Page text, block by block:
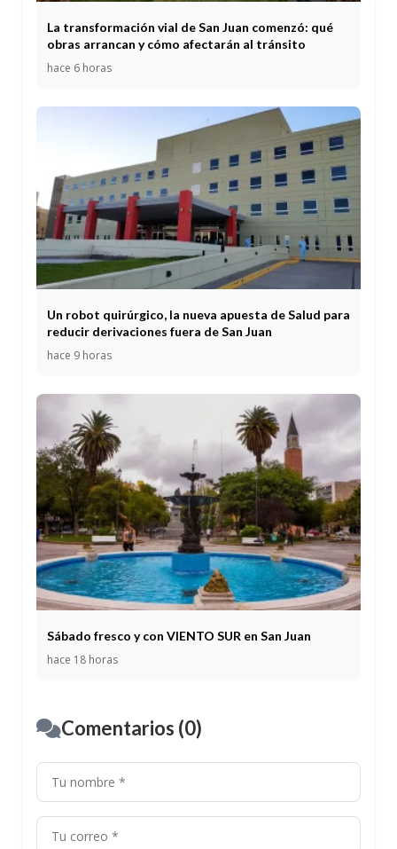
La transformación vial de San Juan comenzó: qué
obras arrancan y cómo afectarán al tránsito
hace 6 horas
Un robot quirúrgico, la nueva apuesta de Salud para
reducir derivaciones fuera de San Juan
hace 9 horas
Sábado fresco y con VIENTO SUR en San Juan
hace 18 horas
Comentarios (0)